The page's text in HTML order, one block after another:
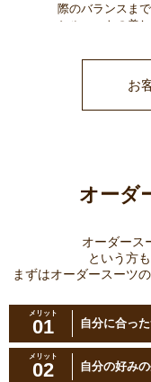
際のバランスま
シルエットの美
お
オーダ
オーダース
という方
まずはオーダースーツ
メリット
01 自分に合っ
メリット
02 自分の好み